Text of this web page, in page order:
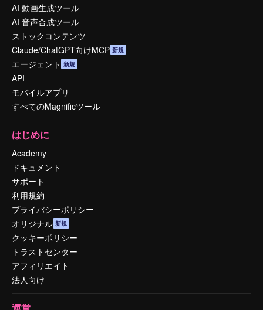
AI 動画生成ツール
AI 音声合成ツール
ストックコンテンツ
Claude/ChatGPT向けMCP 新規
エージェント 新規
API
モバイルアプリ
すべてのMagnificツール
はじめに
Academy
ドキュメント
サポート
利用規約
プライバシーポリシー
オリジナル 新規
クッキーポリシー
トラストセンター
アフィリエイト
法人向け